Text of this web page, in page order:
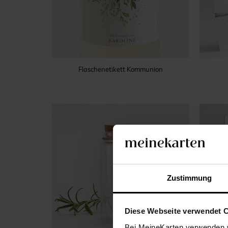
Zustimmung
Diese Webseite verwendet
Flaschenetikett Kommunion